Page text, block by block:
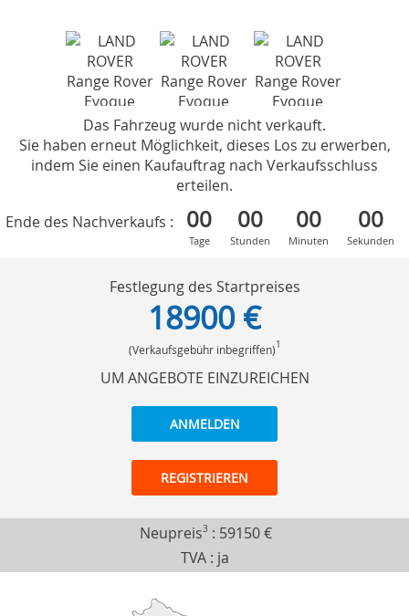
Das Fahrzeug wurde nicht verkauft.
Sie haben erneut Möglichkeit, dieses Los zu erwerben,
indem Sie einen Kaufauftrag nach Verkaufsschluss
erteilen.
Ende des Nachverkaufs :
00
Tage
00
Stunden
00
Minuten
00
Sekunden
Festlegung des Startpreises
18900 €
(Verkaufsgebühr inbegriffen)1
UM ANGEBOTE EINZUREICHEN
ANMELDEN
REGISTRIEREN
Neupreis3 : 59150 €
TVA : ja